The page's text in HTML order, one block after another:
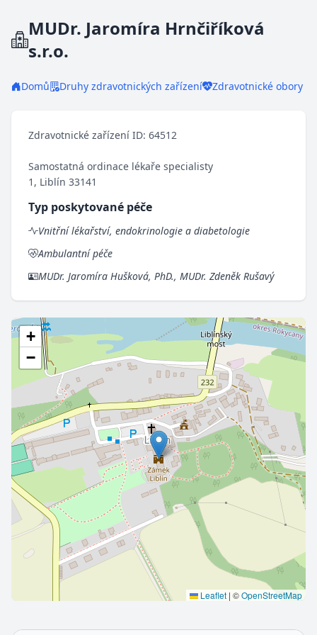
MUDr. Jaromíra Hrnčiříková
s.r.o.
Domů Druhy zdravotnických zařízení Zdravotnické obory
Zdravotnické zařízení ID: 64512
Samostatná ordinace lékaře specialisty
1, Liblín 33141
Typ poskytované péče
Vnitřní lékařství, endokrinologie a diabetologie
Ambulantní péče
MUDr. Jaromíra Hušková, PhD., MUDr. Zdeněk Rušavý
+
−
Leaflet | ©OpenStreetMap